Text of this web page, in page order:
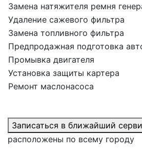
Замена натяжителя ремня
Удаление сажевого фильтра
Замена топливного фильтра
Предпродажная подготовка
Промывка двигателя
Установка защиты картера
Ремонт маслонасоса
Записаться в ближайший
расположены по всему городу